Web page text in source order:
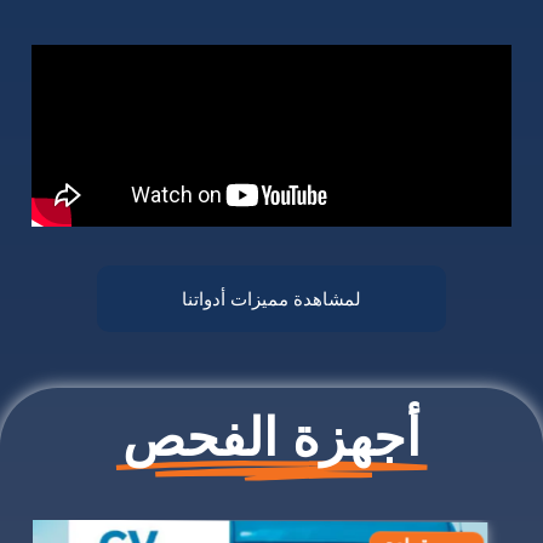
لمشاهدة مميزات أدواتنا
أجهزة الفحص